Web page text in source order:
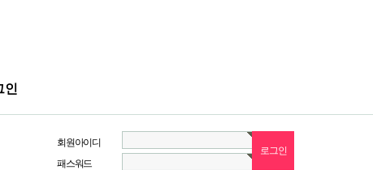
인
회원아이디
패스워드